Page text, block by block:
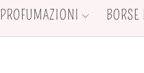
PROFUMAZIONI BORSE